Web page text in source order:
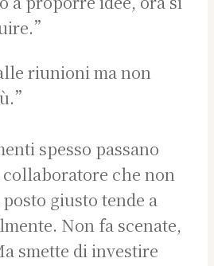
riunioni ma non
spesso passano
che non
giusto tende a
Non fa scenate,
smette di investire